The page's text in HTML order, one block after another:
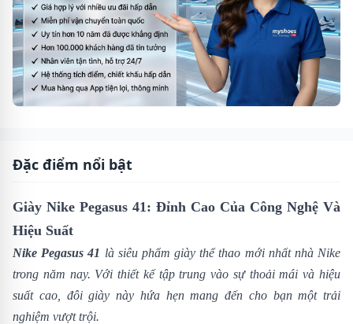
Đặc điểm nổi bật
Giày Nike Pegasus 41: Đỉnh Cao Của Công Nghệ Và
Hiệu Suất
Nike Pegasus 41 là siêu phẩm giày thể thao mới nhất nhà Nike
trong năm nay. Với thiết kế tập trung vào sự thoải mái và hiệu
suất cao, đôi giày này hứa hẹn mang đến cho bạn một trải
nghiệm vượt trội.